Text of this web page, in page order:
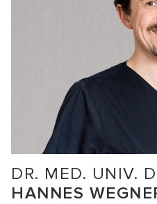
DR. MED. UNIV.
HANNES